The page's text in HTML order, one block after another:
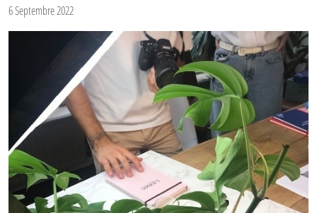
6 Septembre 2022